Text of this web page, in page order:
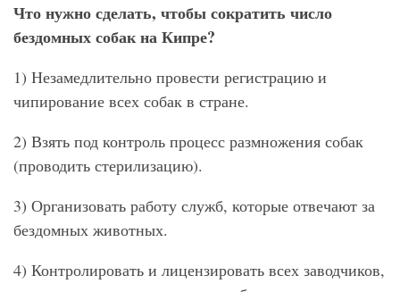
Что нужно сделать, чтобы сократить число
бездомных собак на Кипре?
1) Незамедлительно провести регистрацию и
чипирование всех собак в стране.
2) Взять под контроль процесс размножения собак
(проводить стерилизацию).
3) Организовать работу служб, которые отвечают за
бездомных животных.
4) Контролировать и лицензировать всех заводчиков,